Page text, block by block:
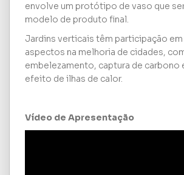
envolve um protótipo de vaso que
modelo de produto final.
Jardins verticais têm participação
aspectos na melhoria de cidades,
embelezamento, captura de carbono
efeito de ilhas de calor.
Vídeo de Apresentação